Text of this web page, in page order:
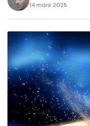
14 mars 2025